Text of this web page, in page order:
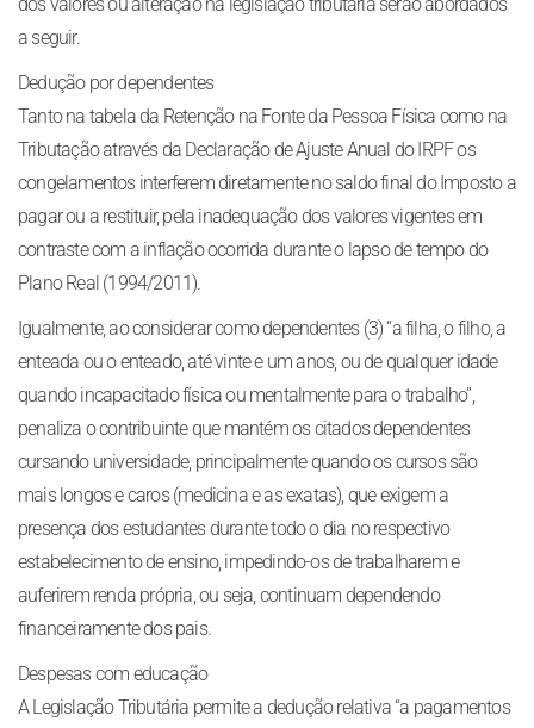
a seguir.
Dedução por dependentes
Tanto na tabela da Retenção na Fonte da Pessoa Física como na
Tributação através da Declaração de Ajuste Anual do IRPF os
congelamentos interferem diretamente no saldo final do Imposto a
pagar ou a restituir, pela inadequação dos valores vigentes em
contraste com a inflação ocorrida durante o lapso de tempo do
Plano Real (1994/2011).
Igualmente, ao considerar como dependentes (3) “a filha, o filho, a
enteada ou o enteado, até vinte e um anos, ou de qualquer idade
quando incapacitado física ou mentalmente para o trabalho”,
penaliza o contribuinte que mantém os citados dependentes
cursando universidade, principalmente quando os cursos são
mais longos e caros (medicina e as exatas), que exigem a
presença dos estudantes durante todo o dia no respectivo
estabelecimento de ensino, impedindo-os de trabalharem e
auferirem renda própria, ou seja, continuam dependendo
financeiramente dos pais.
Despesas com educação
A Legislação Tributária permite a dedução relativa “a pagamentos